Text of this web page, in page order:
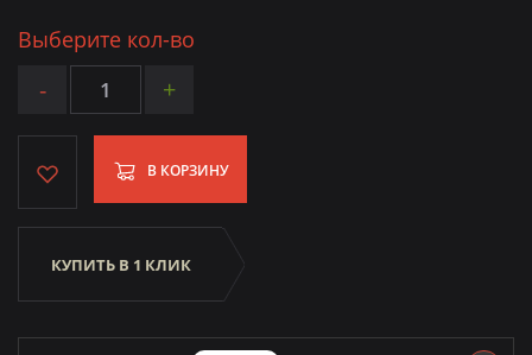
Выберите кол-во
- +
В КОРЗИНУ
КУПИТЬ В 1 КЛИК